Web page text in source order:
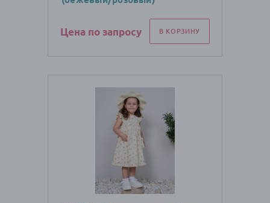
Цена по запросу В КОРЗИНУ